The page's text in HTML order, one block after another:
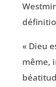
« Dieu
même,